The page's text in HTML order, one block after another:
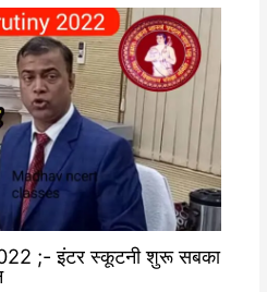
;- इंटर स्कूटनी शुरू सबका